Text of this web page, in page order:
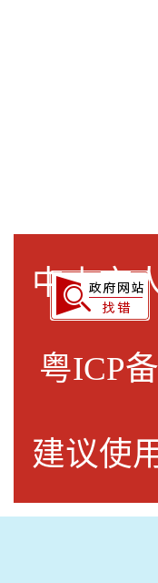
中山市
粤ICP
建议使